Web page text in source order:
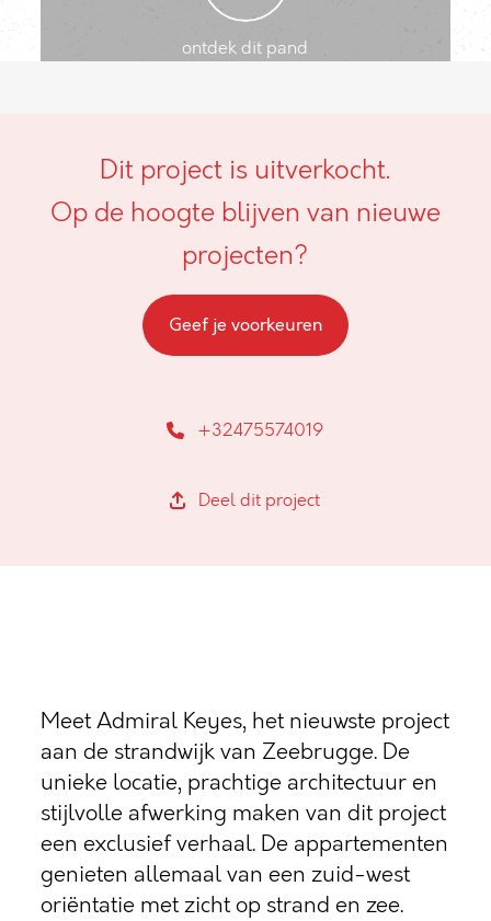
ontdek dit pand
Dit project is uitverkocht.
Op de hoogte blijven van nieuwe
projecten?
Geef je voorkeuren
+32475574019
Deel dit project
Meet Admiral Keyes, het nieuwste project
aan de strandwijk van Zeebrugge. De
unieke locatie, prachtige architectuur en
stijlvolle afwerking maken van dit project
een exclusief verhaal. De appartementen
genieten allemaal van een zuid-west
oriëntatie met zicht op strand en zee.